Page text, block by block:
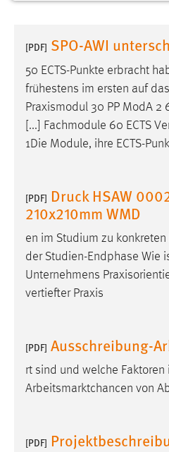
[PDF] SPO-AWI
50 ECTS-Punkte erbracht
frühestens im ersten auf
Praxismodul 30 PP ModA 2
[...] Fachmodule 60 ECTS
1Die Module, ihre ECTS-
[PDF] Druck HSAW
210x210mm WMD
en im Studium zu
der Studien-Endphase Wie
Unternehmens
vertiefter Praxis
[PDF] Ausschreibung-
rt sind und welche
Arbeitsmarktchancen von
[PDF]
Website erforderlich.
Einverständnis
Name:
Dieser
Cookie Laufzeit: 1 Jahr
Performance
Name:
Zweck:
Name: site-